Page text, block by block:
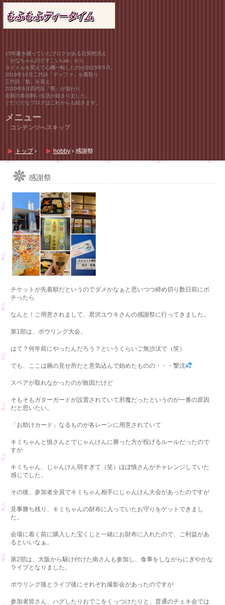
15年書き綴っていたブログがある日突然消え
「せなちゃんのどすこいLab」から
タイトルを変えて心機一転したのが2015年5月。
2018年10月二代目「ティファ」を看取り
三代目「魁」を迎え、
2020年8月四代目「尊」が加わり
念願の多頭飼い生活が始まりました。
ぐだぐだなブログはこれからも続きます。
メニュー
コンテンツへスキップ
トップ › hobby › 感謝祭
感謝祭
チケットが先着順だというのでダメかなぁと思いつつ締め切り数日前にポ
チったら
なんと！ご用意されまして、君沢ユウキさんの感謝祭に行ってきました。
第1部は、ボウリング大会。
はて？何年前にやったんだろう？というくらいご無沙汰で（笑）
でも、ここは腕の見せ所だと意気込んで始めたものの・・・撃沈
スペアが取れなかったのが敗因だけど
そもそもガターガードが設置されていて邪魔だったというのが一番の原因
だと思いたい。
「お助けカード」なるものが各レーンに用意されていて
キミちゃんと慎さんとでじゃんけんに勝った方が投げるルールだったので
すが
キミちゃん、じゃんけん弱すぎて（笑）ほぼ慎さんがチャレンジしていた
感じでした。
その後、参加者全員でキミちゃん相手にじゃんけん大会があったのですが
見事勝ち残り、キミちゃんの財布に入っていたお守りをゲットできまし
た。
会場に着く前に購入した宝くじと一緒にお財布に入れたので、ご利益があ
るといいなぁ。
第2部は、大阪から駆け付けた南さんも参加し、食事をしながらにぎやかな
ライブとなりました。
ボウリング後とライブ後にそれぞれ撮影会があったのですが
参加者皆さん、ハグしたりおでこをくっつけたりと、普通のチェキ会では